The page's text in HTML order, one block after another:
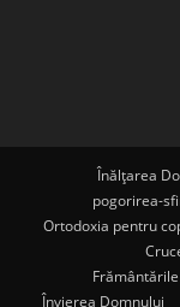
Înălțarea
pogorirea-
Ortodoxia pentru
Învierea Domnului